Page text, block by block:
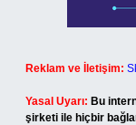
Reklam ve İletişim:
Yasal Uyarı: Bu
şirketi ile hiçbir